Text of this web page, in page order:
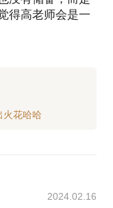
，1个账号，1个
得高老师会是一
2024.02.16